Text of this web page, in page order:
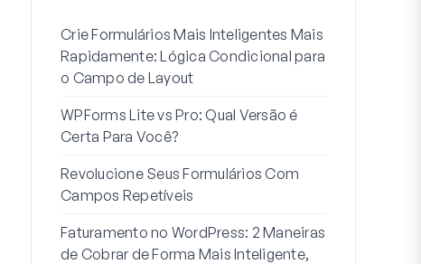
Crie Formulários Mais Inteligentes Mais
Rapidamente: Lógica Condicional para
o Campo de Layout
WPForms Lite vs Pro: Qual Versão é
Certa Para Você?
Revolucione Seus Formulários Com
Campos Repetíveis
Faturamento no WordPress: 2 Maneiras
de Cobrar de Forma Mais Inteligente,